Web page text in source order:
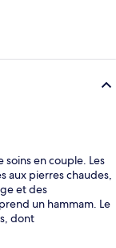
soins en couple. Les
aux pierres chaudes,
et des
un hammam. Le
dont